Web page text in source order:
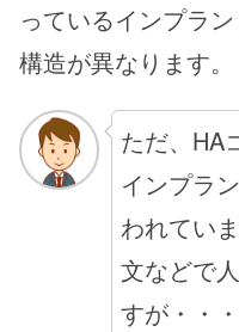
っているインプラ
構造が異なります。
ただ、HA
インプラ
われてい
文などで
すが・・